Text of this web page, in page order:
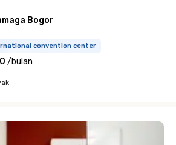
Bogor
convention center
/bulan